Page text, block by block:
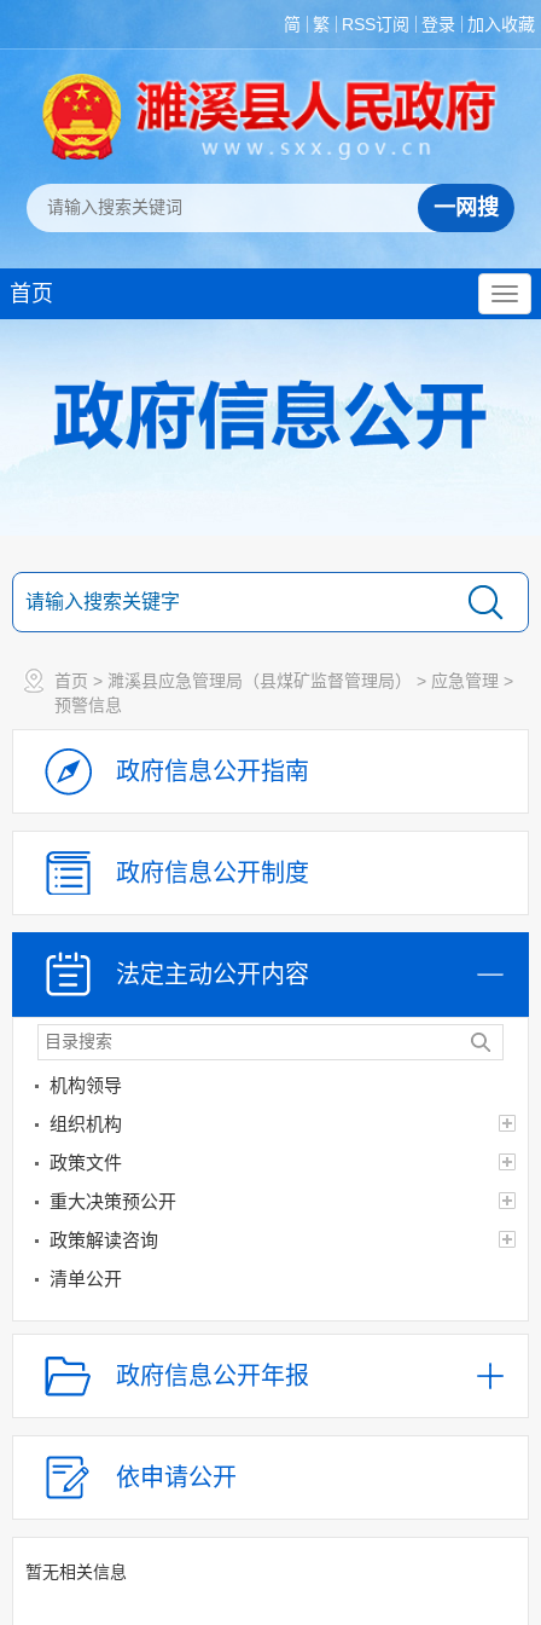
简 繁 RSS订阅 登录 加入收藏
首页
首页 > 濉溪县应急管理局（县煤矿监督管理局） > 应急管理 >
预警信息
政府信息公开指南
政府信息公开制度
法定主动公开内容
机构领导
组织机构
政策文件
重大决策预公开
政策解读咨询
清单公开
行政权力运行
财政信息
基层重点领域信息公开
规划信息
建议提案办理
政府信息公开年报
依申请公开
暂无相关信息